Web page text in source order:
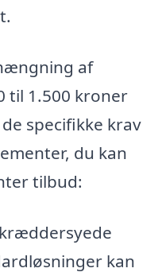
af
til 1.500 kroner
specifikke krav
du kan
tilbud:
kan